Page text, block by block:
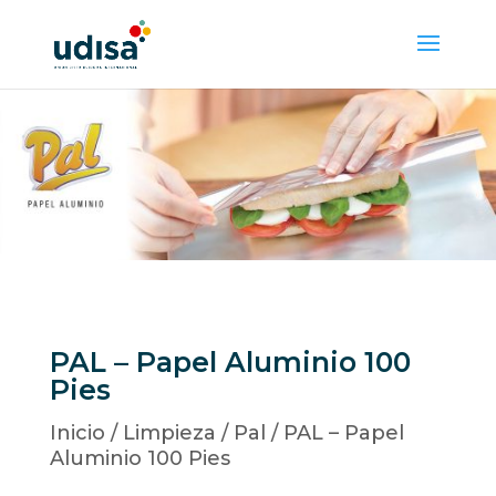
PAL – Papel Aluminio 100
Pies
Inicio / Limpieza / Pal / PAL – Papel
Aluminio 100 Pies